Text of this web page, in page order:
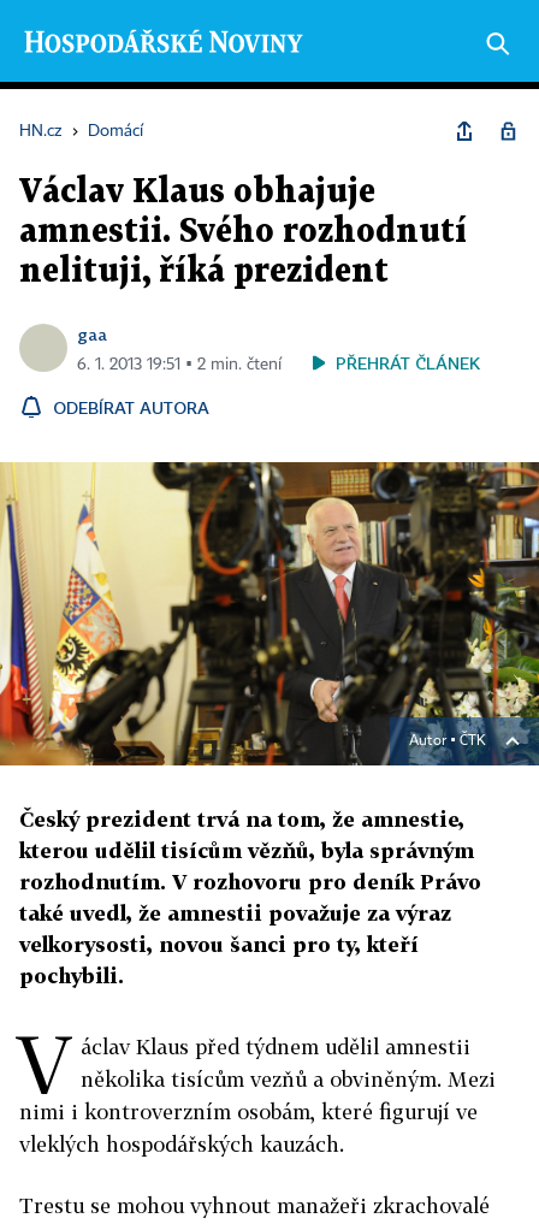
HN.cz › Domácí
Václav Klaus obhajuje
amnestii. Svého rozhodnutí
nelituji, říká prezident
gaa
6. 1. 2013 19:51 ▪ 2 min. čtení PŘEHRÁT ČLÁNEK
ODEBÍRAT AUTORA
Autor ▪ ČTK
Český prezident trvá na tom, že amnestie,
kterou udělil tisícům vězňů, byla správným
rozhodnutím. V rozhovoru pro deník Právo
také uvedl, že amnestii považuje za výraz
velkorysosti, novou šanci pro ty, kteří
pochybili.
V áclav Klaus před týdnem udělil amnestii
několika tisícům vezňů a obviněným. Mezi
nimi i kontroverzním osobám, které figurují ve
vleklých hospodářských kauzách.
Trestu se mohou vyhnout manažeři zkrachovalé